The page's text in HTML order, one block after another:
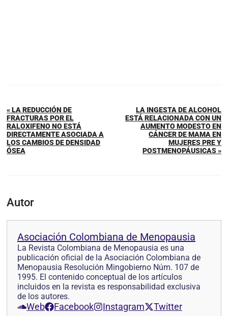
« LA REDUCCIÓN DE
FRACTURAS POR EL
RALOXIFENO NO ESTÁ
DIRECTAMENTE ASOCIADA A
LOS CAMBIOS DE DENSIDAD
ÓSEA
LA INGESTA DE ALCOHOL
ESTÁ RELACIONADA CON UN
AUMENTO MODESTO EN
CÁNCER DE MAMA EN
MUJERES PRE Y
POSTMENOPÁUSICAS »
Autor
Asociación Colombiana de Menopausia
La Revista Colombiana de Menopausia es una
publicación oficial de la Asociación Colombiana de
Menopausia Resolución Mingobierno Núm. 107 de
1995. El contenido conceptual de los artículos
incluidos en la revista es responsabilidad exclusiva
de los autores.
Web Facebook Instagram Twitter